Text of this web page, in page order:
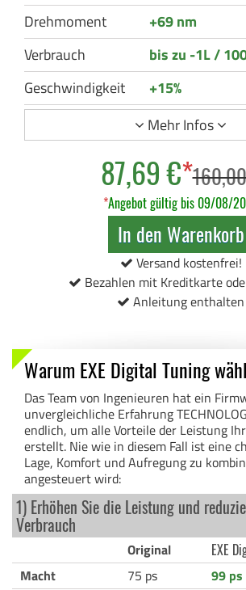
Drehmoment
+69 nm
Verbrauch
bis zu -1L /
Geschwindigkeit
+15%
Mehr Infos
87,69 €*
*Angebot gültig bis 09/08/
In den Warenkorb
Versand kostenfrei!
Bezahlen mit Kreditkarte
Anleitung enthalten
Warum EXE Digital Tuning
Das Team von Ingenieuren hat ein
unvergleichliche Erfahrung
endlich, um alle Vorteile der Leistung
erstellt. Nie wie in diesem Fall ist eine
Lage, Komfort und Aufregung zu
angesteuert wird:
1) Erhöhen Sie die Leistung und
Verbrauch
Original
EXE
Macht
75 ps
99 ps